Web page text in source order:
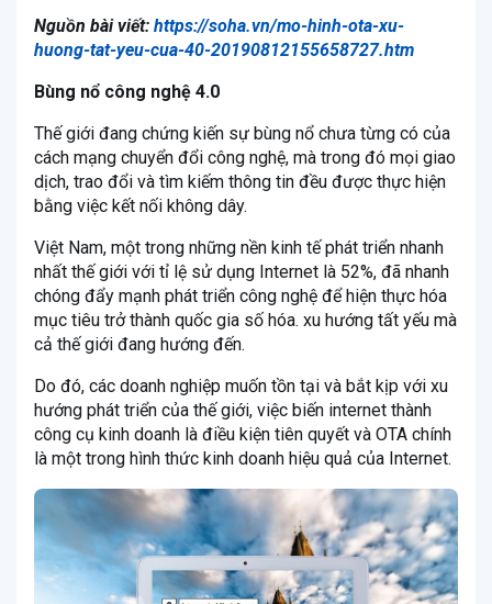
Nguồn bài viết: https://soha.vn/mo-hinh-ota-xu-
huong-tat-yeu-cua-40-20190812155658727.htm
Bùng nổ công nghệ 4.0
Thế giới đang chứng kiến sự bùng nổ chưa từng có của
cách mạng chuyển đổi công nghệ, mà trong đó mọi giao
dịch, trao đổi và tìm kiếm thông tin đều được thực hiện
bằng việc kết nối không dây.
Việt Nam, một trong những nền kinh tế phát triển nhanh
nhất thế giới với tỉ lệ sử dụng Internet là 52%, đã nhanh
chóng đẩy mạnh phát triển công nghệ để hiện thực hóa
mục tiêu trở thành quốc gia số hóa. xu hướng tất yếu mà
cả thế giới đang hướng đến.
Do đó, các doanh nghiệp muốn tồn tại và bắt kịp với xu
hướng phát triển của thế giới, việc biến internet thành
công cụ kinh doanh là điều kiện tiên quyết và OTA chính
là một trong hình thức kinh doanh hiệu quả của Internet.